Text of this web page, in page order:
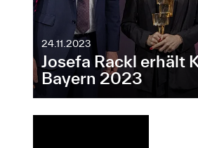
24.11.2023
Josefa Rackl erhält
Bayern 2023